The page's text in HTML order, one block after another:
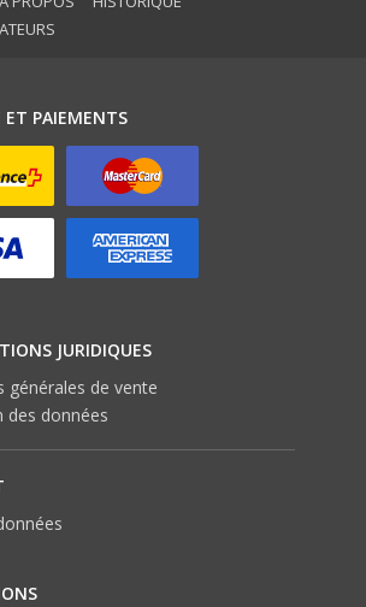
ET PAIEMENTS
JURIDIQUES
générales de vente
des données